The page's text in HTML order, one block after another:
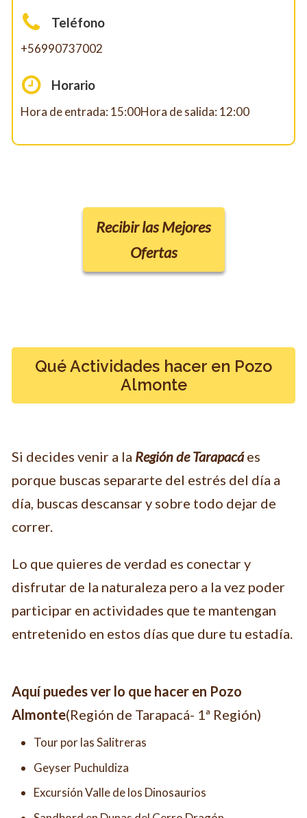
Teléfono
+56990737002
Horario
Hora de entrada: 15:00Hora de salida: 12:00
Recibir las Mejores
Ofertas
Qué Actividades hacer en Pozo
Almonte
Si decides venir a la Regiónde Tarapacáes
porque buscas separarte del estrés del día a
día, buscas descansar y sobre todo dejar de
correr.
Lo que quieres de verdad es conectar y
disfrutar de la naturaleza pero a la vez poder
participar en actividades que te mantengan
entretenido en estos días que dure tu estadía.
Aquí puedes ver lo que hacer en Pozo
Almonte(Región de Tarapacá- 1ª Región)
Tour por las Salitreras
Geyser Puchuldiza
Excursión Valle de los Dinosaurios